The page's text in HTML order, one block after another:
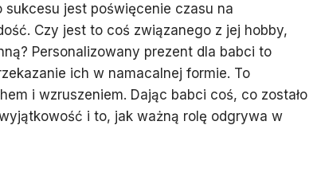
sukcesu jest poświęcenie czasu na
Czy jest to coś związanego z jej hobby,
Personalizowany prezent dla babci to
ich w namacalnej formie. To
i wzruszeniem. Dając babci coś, co zostało
i to, jak ważną rolę odgrywa w